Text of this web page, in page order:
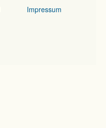
Impressum